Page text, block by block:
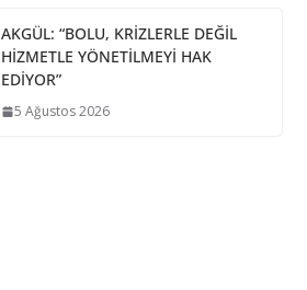
AKGÜL: “BOLU, KRİZLERLE DEĞİL
HİZMETLE YÖNETİLMEYİ HAK
EDİYOR”
5 Ağustos 2026